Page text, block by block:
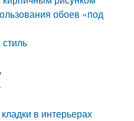
обоев «под
в интерьерах